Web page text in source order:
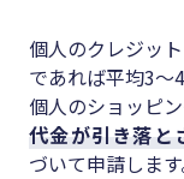
個人のクレジッ
であれば平均3～
個人のショッピン
代金が引き落と
づいて申請します